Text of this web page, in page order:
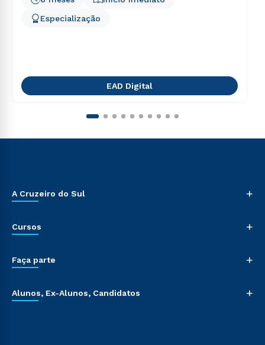
Especialização
EAD Digital
A Cruzeiro do Sul +
Cursos +
Faça parte +
Alunos, Ex-Alunos, Candidatos +